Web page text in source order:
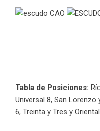
Tabla de Posiciones:
Universal 8, San Lorenzo
6, Treinta y Tres y